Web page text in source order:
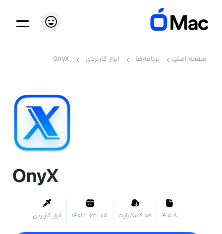
صفحه اصلی برنامه‌ها ابزار کاربردی OnyX
OnyX
4.5.8 ۶.۵۸ مگابایت 1403-03-05 ابزار کاربردی